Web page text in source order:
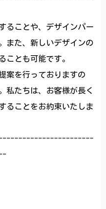
ることや、デザインパー
また、新しいデザインの
ことも可能です。
案を行っておりますの
私たちは、お客様が長く
ることをお約束いたしま